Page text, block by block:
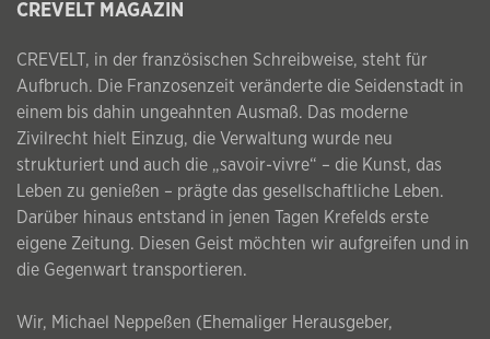
CREVELT MAGAZIN
CREVELT, in der französischen Schreibweise, steht für
Aufbruch. Die Franzosenzeit veränderte die Seidenstadt in
einem bis dahin ungeahnten Ausmaß. Das moderne
Zivilrecht hielt Einzug, die Verwaltung wurde neu
strukturiert und auch die „savoir-vivre“ – die Kunst, das
Leben zu genießen – prägte das gesellschaftliche Leben.
Darüber hinaus entstand in jenen Tagen Krefelds erste
eigene Zeitung. Diesen Geist möchten wir aufgreifen und in
die Gegenwart transportieren.
Wir, Michael Neppeßen (Ehemaliger Herausgeber,